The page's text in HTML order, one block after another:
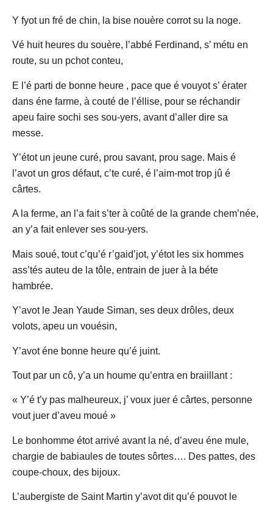
Y fyot un fré de chin, la bise nouère corrot su la noge.
Vé huit heures du souère, l’abbé Ferdinand, s’ métu en
route, su un pchot conteu,
E l’é parti de bonne heure , pace que é vouyot s’ érater
dans éne farme, à couté de l’éllise, pour se réchandir
apeu faire sochi ses sou-yers, avant d’aller dire sa
messe.
Y’étot un jeune curé, prou savant, prou sage. Mais é
l’avot un gros défaut, c’te curé, é l’aim-mot trop jû é
cârtes.
A la ferme, an l’a fait s’ter à coûté de la grande chem’née,
an y’a fait enlever ses sou-yers.
Mais soué, tout c’qu’é r’gaid’jot, y’étot les six hommes
ass’tés auteu de la tôle, entrain de juer à la béte
hambrée.
Y’avot le Jean Yaude Siman, ses deux drôles, deux
volots, apeu un vouésin,
Y’avot éne bonne heure qu’é juint.
Tout par un cô, y’a un houme qu’entra en braiillant :
« Y’é t’y pas malheureux, j’ voux juer é cârtes, personne
vout juer d’aveu moué »
Le bonhomme étot arrivé avant la né, d’aveu éne mule,
chargie de babiaules de toutes sôrtes…. Des pattes, des
coupe-choux, des bijoux.
L’aubergiste de Saint Martin y’avot dit qu’é pouvot le